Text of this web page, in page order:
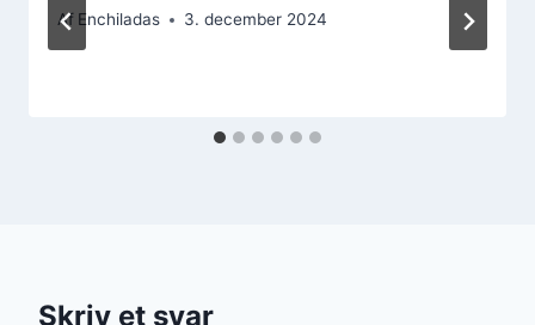
Af Enchiladas 3. december 2024
Skriv et svar